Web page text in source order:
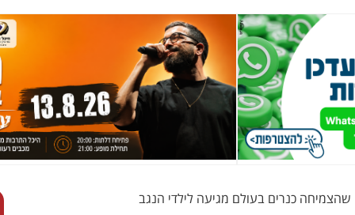
כנרים בעולם מגיעה לילדי הנגב